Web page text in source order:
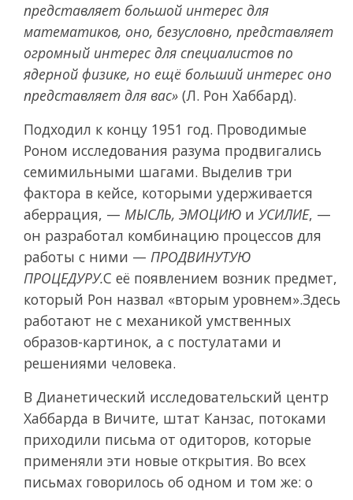
представляет большой интерес для
математиков, оно, безусловно, представляет
огромный интерес для специалистов по
ядерной физике, но ещё больший интерес оно
представляет для вас» (Л. Рон Хаббард).
Подходил к концу 1951 год. Проводимые
Роном исследования разума продвигались
семимильными шагами. Выделив три
фактора в кейсе, которыми удерживается
аберрация, — МЫСЛЬ, ЭМОЦИЮ и УСИЛИЕ, —
он разработал комбинацию процессов для
работы с ними — ПРОДВИНУТУЮ
ПРОЦЕДУРУ.С её появлением возник предмет,
который Рон назвал «вторым уровнем».Здесь
работают не с механикой умственных
образов-картинок, а с постулатами и
решениями человека.
В Дианетический исследовательский центр
Хаббарда в Вичите, штат Канзас, потоками
приходили письма от одиторов, которые
применяли эти новые открытия. Во всех
письмах говорилось об одном и том же: о